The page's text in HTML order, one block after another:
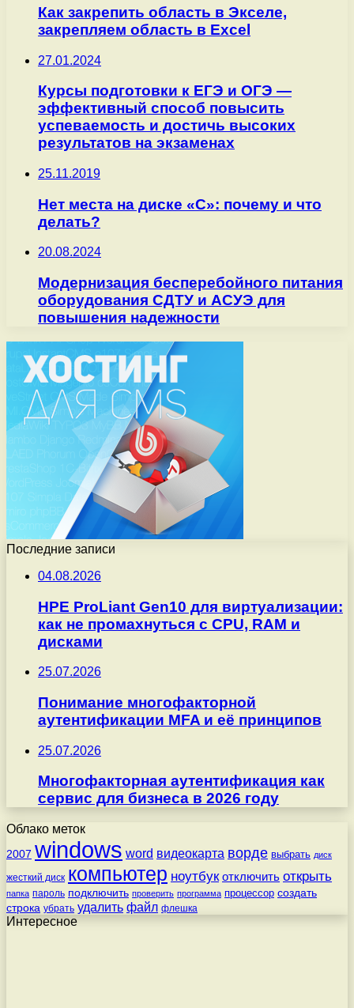
Как закрепить область в Экселе,
закрепляем область в Excel
27.01.2024
Курсы подготовки к ЕГЭ и ОГЭ —
эффективный способ повысить
успеваемость и достичь высоких
результатов на экзаменах
25.11.2019
Нет места на диске «С»: почему и что
делать?
20.08.2024
Модернизация бесперебойного питания
оборудования СДТУ и АСУЭ для
повышения надежности
Последние записи
04.08.2026
HPE ProLiant Gen10 для виртуализации:
как не промахнуться с CPU, RAM и
дисками
25.07.2026
Понимание многофакторной
аутентификации MFA и её принципов
25.07.2026
Многофакторная аутентификация как
сервис для бизнеса в 2026 году
Облако меток
2007 windows word видеокарта ворде выбрать диск
жесткий диск компьютер ноутбук отключить открыть
папка пароль подключить проверить программа процессор создать
строка убрать удалить файл флешка
Интересное